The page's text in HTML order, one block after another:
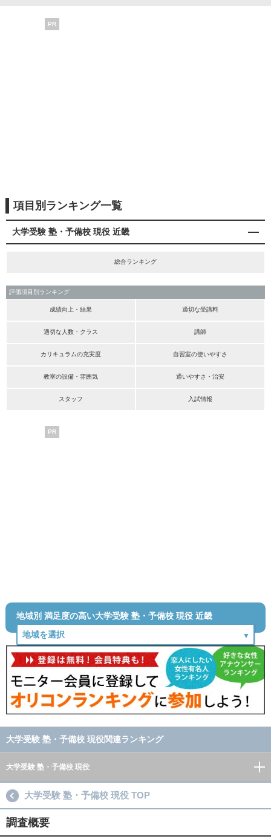
PR
項目別ランキング一覧
大学受験 塾・予備校 現役 近畿
総合ランキング
評価項目別ランキング
成績向上・結果 適切な受講料
適切な人数・クラス 講師
カリキュラムの充実度 自習室の使いやすさ
教室の設備・雰囲気 通いやすさ・治安
スタッフ 入試情報
PR
地域別 満足度の高い大学受験 塾・予備校 現役 近畿
大学受験 塾・予備校 現役関連ランキング
大学受験 塾・予備校 現役
大学受験 塾・予備校 現役 TOP
調査概要